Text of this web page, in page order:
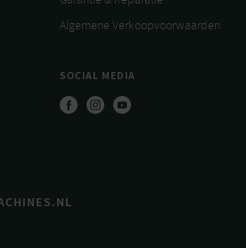
Algemene Verkoopvoorwaarden
SOCIAL MEDIA